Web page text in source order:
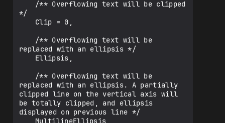
*/
replaced with an ellipsis */
replaced with an ellipsis. A partially
clipped line on the vertical axis will
be totally clipped, and ellipsis
displayed on previous line */